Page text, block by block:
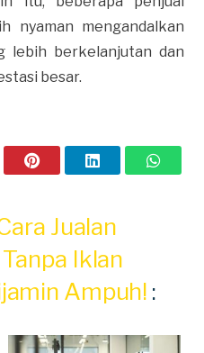
nyaman mengandalkan
lebih berkelanjutan dan
besar.
Jualan
Iklan
Ampuh! :